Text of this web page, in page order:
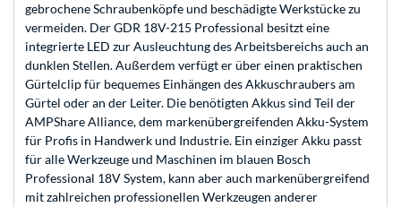
gebrochene Schraubenköpfe und beschädigte Werkstücke zu
vermeiden. Der GDR 18V-215 Professional besitzt eine
integrierte LED zur Ausleuchtung des Arbeitsbereichs auch an
dunklen Stellen. Außerdem verfügt er über einen praktischen
Gürtelclip für bequemes Einhängen des Akkuschraubers am
Gürtel oder an der Leiter. Die benötigten Akkus sind Teil der
AMPShare Alliance, dem markenübergreifenden Akku-System
für Profis in Handwerk und Industrie. Ein einziger Akku passt
für alle Werkzeuge und Maschinen im blauen Bosch
Professional 18V System, kann aber auch markenübergreifend
mit zahlreichen professionellen Werkzeugen anderer